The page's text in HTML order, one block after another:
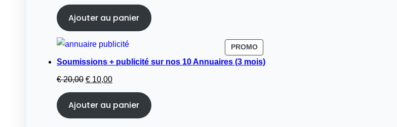
prix
initial
était :
€ 15,00.
prix
actuel
est :
€ 5,00.
Ajouter au panier
PROMOPRODUIT
EN
Soumissions + publicité sur nos 10 Annuaires (3 mois)
€20,00 Le
prix
initial
était :
€ 10,00Le
prix
actuel
est :
Ajouter au panier